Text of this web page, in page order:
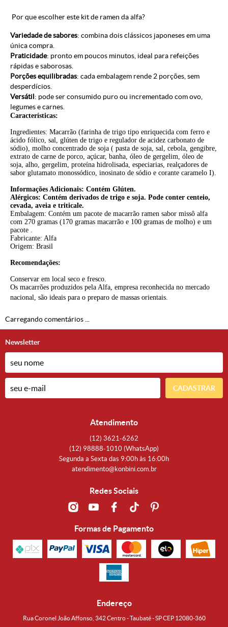
Por que escolher este kit de ramen da alfa?
Variedade de sabores: combina dois clássicos japoneses em uma
única compra.
Praticidade: pronto em poucos minutos, ideal para refeições
rápidas e saborosas.
Porções equilibradas: cada embalagem rende 2 porções, sem
desperdícios.
Versátil: pode ser consumido puro ou incrementado com ovo,
legumes e carnes.
Características:
Ingredientes: Macarrão (farinha de trigo tipo enriquecida com ferro e
ácido fólico, sal, glúten de trigo e regulador de acidez carbonato de
sódio), molho concentrado de soja ( pasta de soja, sal, cebola, gengibre,
extrato de carne de porco, açúcar, banha, óleo de gergelim, óleo de
soja, alho, gergelim, proteína hidrolisada, especiarias, realçadores de
sabor glutamato monossódico, inosinato de sódio e corante caramelo I).
Informações Adicionais: Contém Glúten.
Alérgicos: Contém derivados de trigo e soja. Pode conter centeio,
cevada, aveia e triticale.
Embalagem: Contém um pacote de macarrão ramen sabor missô alfa
com 270 gramas (170 gramas macarrão e 100 gramas de molho) e um
pacote .
Fabricante: Alfa
Origem: Brasil
Recomendações:
Conservar em local seco e fresco.
Os macarrões produzidos pela Alfa, empresa reconhecida no mercado
nacional, são ideais para o preparo de massas orientais.
Carregando comentários ...
Newsletter
CADASTRAR
Atendimento
(12) 3621-6262
(12) 98888-1010 (WhatsApp)
Segunda a Sexta das 9:00h às 16:00h
atendimento@konbini.com.br
Redes Sociais
Formas de Pagamento
Endereço
Rua Coronel João Affonso, 342 Centro - Taubaté - SP CEP 12080-360